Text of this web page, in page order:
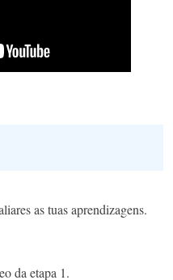
as tuas aprendizagens.
da etapa 1.